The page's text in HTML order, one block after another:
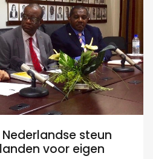
steun
voor eigen